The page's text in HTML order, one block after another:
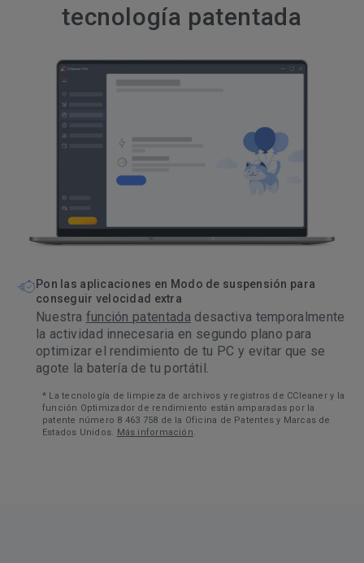
tecnología patentada
Pon las aplicaciones en Modo de suspensión para
conseguir velocidad extra
Nuestra función patentada desactiva temporalmente
la actividad innecesaria en segundo plano para
optimizar el rendimiento de tu PC y evitar que se
agote la batería de tu portátil.
* La tecnología de limpieza de archivos y registros de CCleaner y la
función Optimizador de rendimiento están amparadas por la
patente número 8 463 758 de la Oficina de Patentes y Marcas de
Estados Unidos. Más información.